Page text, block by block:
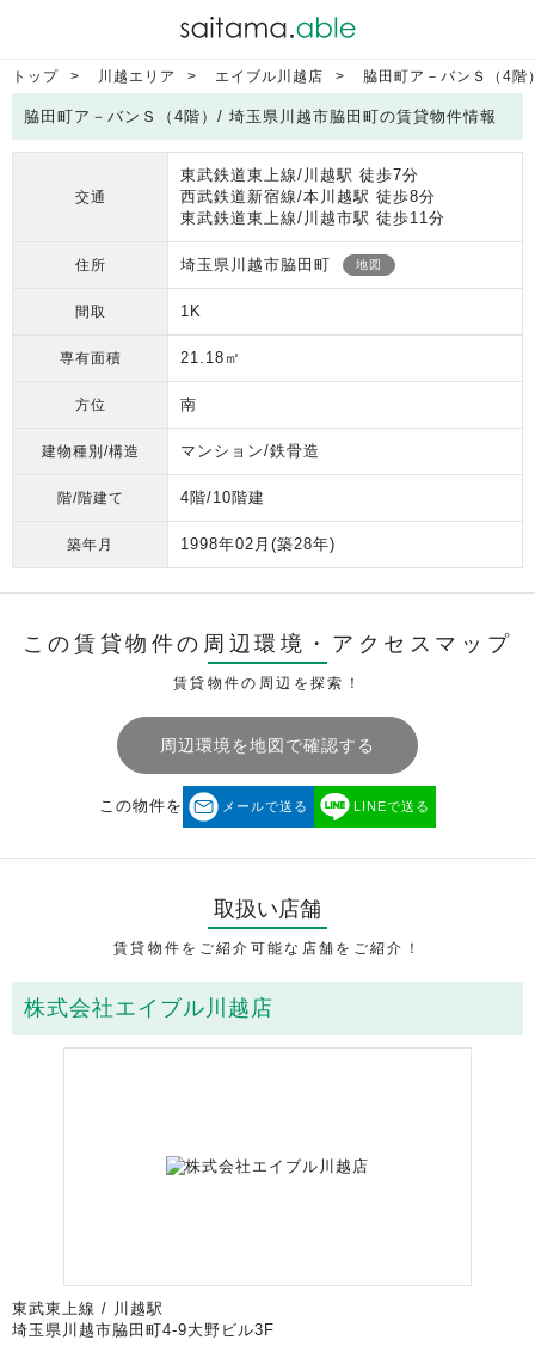
トップ 川越エリア エイブル川越店 脇田町ア－バンＳ（4階
脇田町ア－バンＳ（4階）/ 埼玉県川越市脇田町の賃貸物件情報
交通
東武鉄道東上線/川越駅 徒歩7分
西武鉄道新宿線/本川越駅 徒歩8分
東武鉄道東上線/川越市駅 徒歩11分
住所 埼玉県川越市脇田町 地図
間取 1K
専有面積 21.18㎡
方位 南
建物種別/構造 マンション/鉄骨造
階/階建て 4階/10階建
築年月 1998年02月 (築28年)
この賃貸物件の周辺環境・ アクセスマップ
賃貸物件の周辺を探索！
周辺環境を地図で確認する
この物件を メールで送る LINEで送る
取扱い店舗
賃貸物件をご紹介可能な店舗をご紹介！
株式会社エイブル川越店
東武東上線 / 川越駅
埼玉県川越市脇田町4-9大野ビル3F